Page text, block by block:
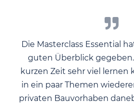
Die Masterclass Essential
guten Überblick
kurzen Zeit sehr viel lernen
in ein paar Themen
privaten Bauvorhaben